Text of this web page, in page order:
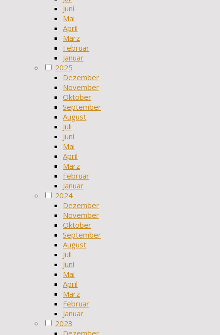
Juni
Mai
April
März
Februar
Januar
2025
Dezember
November
Oktober
September
August
Juli
Juni
Mai
April
März
Februar
Januar
2024
Dezember
November
Oktober
September
August
Juli
Juni
Mai
April
März
Februar
Januar
2023